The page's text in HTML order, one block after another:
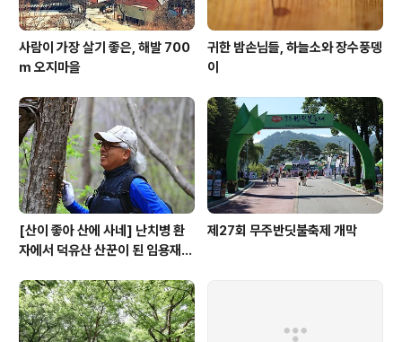
사람이 가장 살기 좋은, 해발 700
m 오지마을
귀한 밤손님들, 하늘소와 장수풍뎅
이
[산이 좋아 산에 사네] 난치병 환
자에서 덕유산 산꾼이 된 임용재
제27회 무주반딧불축제 개막